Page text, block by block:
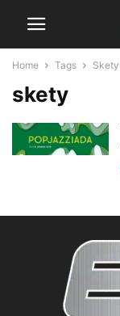
Home Tags Skety
skety